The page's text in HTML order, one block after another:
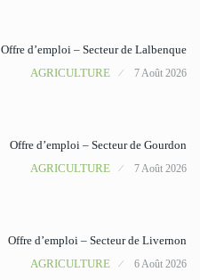
Offre d’emploi – Secteur de Lalbenque
AGRICULTURE
7 Août 2026
Offre d’emploi – Secteur de Gourdon
AGRICULTURE
7 Août 2026
Offre d’emploi – Secteur de Livernon
AGRICULTURE
6 Août 2026